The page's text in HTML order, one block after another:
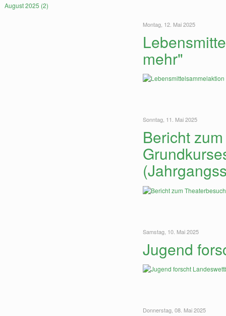
Montag, 12. Mai 2025
mehr"
Sonntag, 11. Mai 2025
Bericht
Samstag, 10. Mai 2025
Jugend
Donnerstag, 08. Mai 2025
August 2025 (2)